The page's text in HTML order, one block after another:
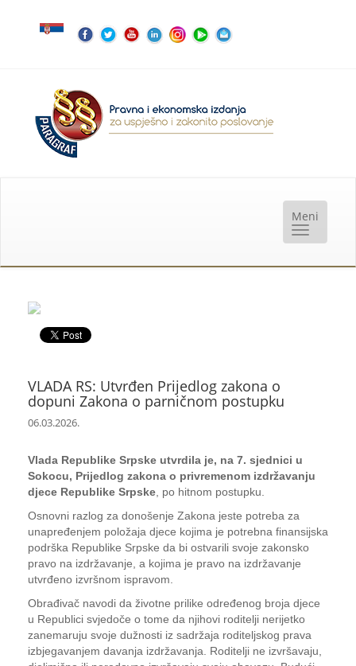
VLADA RS: Utvrđen Prijedlog zakona o
dopuni Zakona o parničnom postupku
06.03.2026.
Vlada Republike Srpske utvrdila je, na 7. sjednici u
Sokocu, Prijedlog zakona o privremenom izdržavanju
djece Republike Srpske , po hitnom postupku.
Osnovni razlog za donošenje Zakona jeste potreba za
unapređenjem položaja djece kojima je potrebna finansijska
podrška Republike Srpske da bi ostvarili svoje zakonsko
pravo na izdržavanje, a kojima je pravo na izdržavanje
utvrđeno izvršnom ispravom.
Obrađivač navodi da životne prilike određenog broja djece
u Republici svjedoče o tome da njihovi roditelji nerijetko
zanemaruju svoje dužnosti iz sadržaja roditeljskog prava
izbjegavanjem davanja izdržavanja. Roditelji ne izvršavaju,